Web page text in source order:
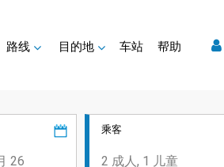
路线 目的地 车站 帮助
乘客